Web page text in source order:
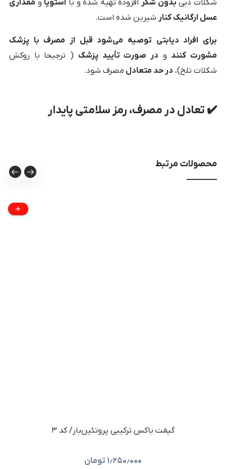
شکلات دبی بدون شکرافزوده تهیه شده و با استویا و مقداری
عسل ارگانیک کنارشیرین شده است.
برای افراد دیابتی توصیه می‌شود قبل از مصرف با پزشک
مشورت کنند و در صورت تأیید پزشک ( ترجیحا با روکش
شکلات تلخ)، در حد متعادل مصرف شود.
✔️ تعادل در مصرف، رمز سلامتی پایدار
محصولات مرتبط
گیفت باکس ترکیبی پروتئین‌بار/ کد ۳
۱٫۲۵۰٫۰۰۰ تومان